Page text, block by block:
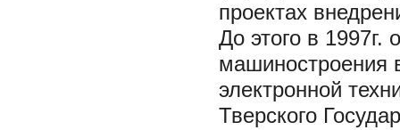
проектах
До этого в 1997г.
машиностроения
электронной
Тверского